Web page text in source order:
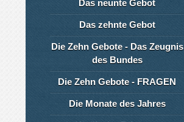
Das neunte Gebot
Das zehnte Gebot
Die Zehn Gebote - Das Zeugnis
des Bundes
Die Zehn Gebote - FRAGEN
Die Monate des Jahres